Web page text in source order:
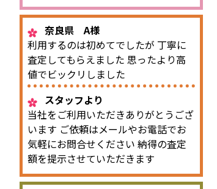
奈良県 A様
利用するのは初めてでしたが 丁寧に
査定してもらえました 思ったより高
値でビックリしました
スタッフより
当社をご利用いただきありがとうござ
います ご依頼はメールやお電話でお
気軽にお問合せください 納得の査定
額を提示させていただきます